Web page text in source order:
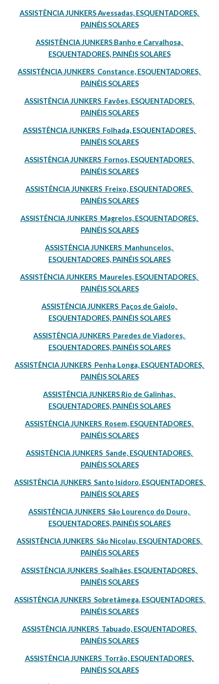
ASSISTÊNCIA JUNKERS Avessadas, ESQUENTADORES,
PAINÉIS SOLARES
ASSISTÊNCIA JUNKERS Banho e Carvalhosa,
ESQUENTADORES, PAINÉIS SOLARES
ASSISTÊNCIA JUNKERS  Constance, ESQUENTADORES,
PAINÉIS SOLARES
ASSISTÊNCIA JUNKERS  Favões, ESQUENTADORES,
PAINÉIS SOLARES
ASSISTÊNCIA JUNKERS  Folhada, ESQUENTADORES,
PAINÉIS SOLARES
ASSISTÊNCIA JUNKERS  Fornos, ESQUENTADORES,
PAINÉIS SOLARES
ASSISTÊNCIA JUNKERS  Freixo, ESQUENTADORES,
PAINÉIS SOLARES
ASSISTÊNCIA JUNKERS  Magrelos, ESQUENTADORES,
PAINÉIS SOLARES
ASSISTÊNCIA JUNKERS  Manhuncelos,
ESQUENTADORES, PAINÉIS SOLARES
ASSISTÊNCIA JUNKERS  Maureles, ESQUENTADORES,
PAINÉIS SOLARES
ASSISTÊNCIA JUNKERS  Paços de Gaiolo,
ESQUENTADORES, PAINÉIS SOLARES
ASSISTÊNCIA JUNKERS  Paredes de Viadores,
ESQUENTADORES, PAINÉIS SOLARES
ASSISTÊNCIA JUNKERS  Penha Longa, ESQUENTADORES,
PAINÉIS SOLARES
ASSISTÊNCIA JUNKERS Rio de Galinhas,
ESQUENTADORES, PAINÉIS SOLARES
ASSISTÊNCIA JUNKERS  Rosem, ESQUENTADORES,
PAINÉIS SOLARES
ASSISTÊNCIA JUNKERS  Sande, ESQUENTADORES,
PAINÉIS SOLARES
ASSISTÊNCIA JUNKERS  Santo Isidoro, ESQUENTADORES,
PAINÉIS SOLARES
ASSISTÊNCIA JUNKERS  São Lourenço do Douro,
ESQUENTADORES, PAINÉIS SOLARES
ASSISTÊNCIA JUNKERS  São Nicolau, ESQUENTADORES,
PAINÉIS SOLARES
ASSISTÊNCIA JUNKERS  Soalhães, ESQUENTADORES,
PAINÉIS SOLARES
ASSISTÊNCIA JUNKERS  Sobretâmega, ESQUENTADORES,
PAINÉIS SOLARES
ASSISTÊNCIA JUNKERS  Tabuado, ESQUENTADORES,
PAINÉIS SOLARES
ASSISTÊNCIA JUNKERS  Torrão, ESQUENTADORES,
PAINÉIS SOLARES